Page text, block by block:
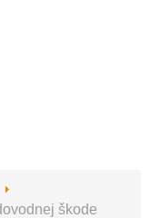
škode